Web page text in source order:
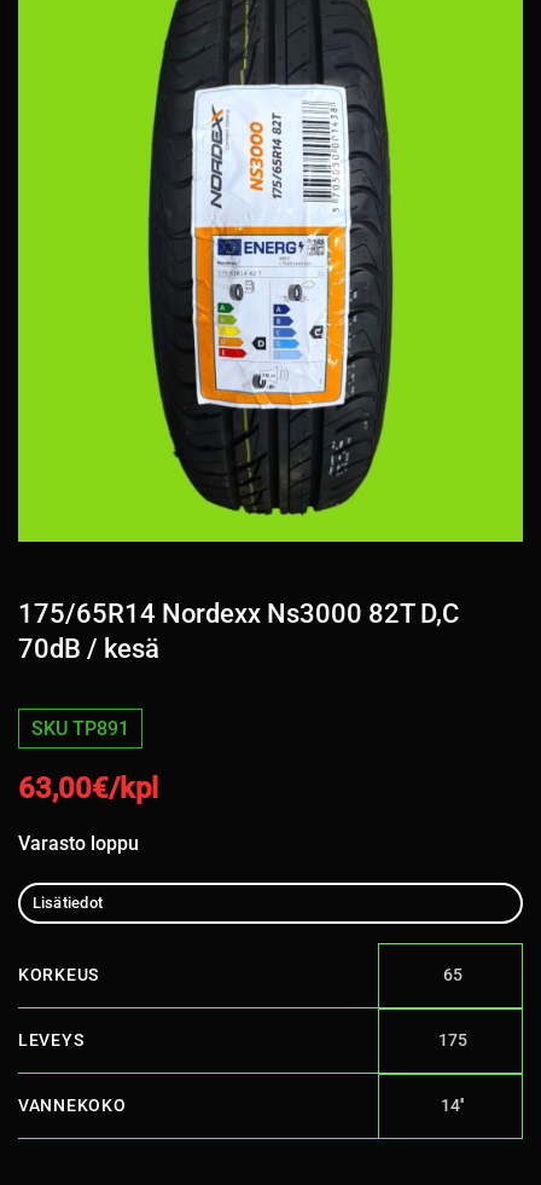
175/65R14 Nordexx Ns3000 82T D,C
70dB / kesä
SKU TP891
63,00€/kpl
Varasto loppu
Lisätiedot
KORKEUS 65
LEVEYS 175
VANNEKOKO 14''